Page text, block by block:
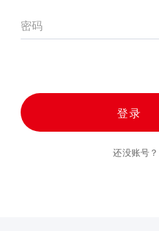
密码
登录
还没账号？